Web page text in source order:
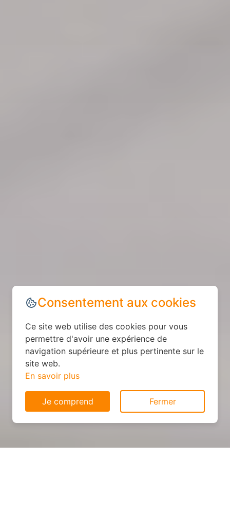
Consentement aux cookies
Ce site web utilise des cookies pour vous
permettre d'avoir une expérience de
navigation supérieure et plus pertinente sur le
site web.
En savoir plus
Je comprend Fermer